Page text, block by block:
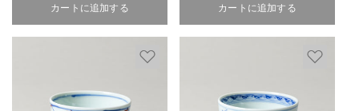
価
格
カートに追加する
価
格
カートに追加する